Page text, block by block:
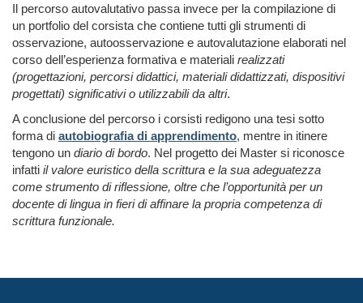
Il percorso autovalutativo passa invece per la compilazione di
un portfolio del corsista che contiene tutti gli strumenti di
osservazione, autoosservazione e autovalutazione elaborati nel
corso dell’esperienza formativa e materiali realizzati
(progettazioni, percorsi didattici, materiali didattizzati, dispositivi
progettati) significativi o utilizzabili da altri.
A conclusione del percorso i corsisti redigono una tesi sotto
forma di autobiografia di apprendimento, mentre in itinere
tengono un diario di bordo. Nel progetto dei Master si riconosce
infatti il valore euristico della scrittura e la sua adeguatezza
come strumento di riflessione, oltre che l’opportunità per un
docente di lingua in fieri di affinare la propria competenza di
scrittura funzionale.